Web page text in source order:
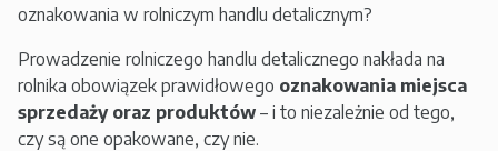
oznakowania w rolniczym handlu detalicznym?
Prowadzenie rolniczego handlu detalicznego nakłada na
rolnika obowiązek prawidłowego oznakowania miejsca
sprzedaży oraz produktów – i to niezależnie od tego,
czy są one opakowane, czy nie.